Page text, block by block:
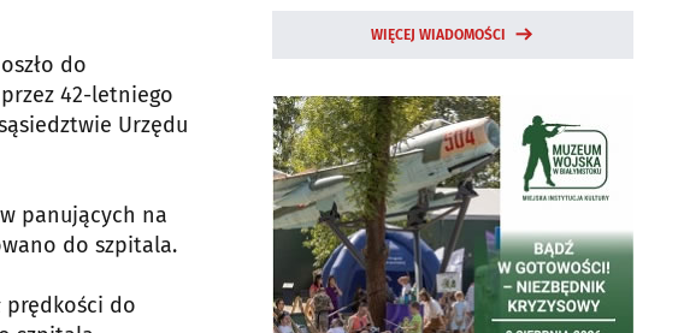
do
42-letniego
Urzędu
panujących na
do szpitala.
prędkości do
WIĘCEJ WIADOMOŚCI